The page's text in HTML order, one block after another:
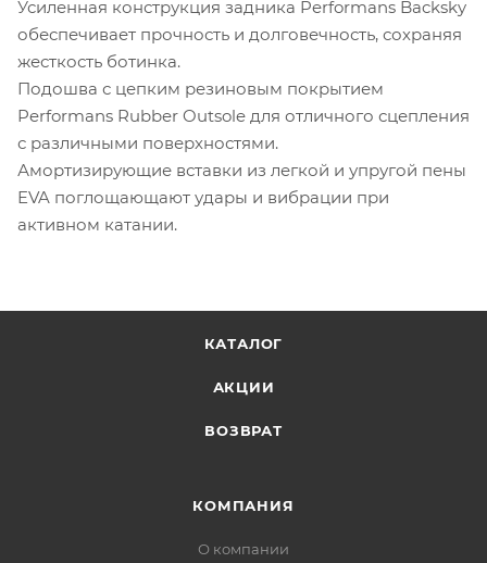
Усиленная конструкция задника Performans Backsky
обеспечивает прочность и долговечность, сохраняя
жесткость ботинка.
Подошва с цепким резиновым покрытием
Performans Rubber Outsole для отличного сцепления
с различными поверхностями.
Амортизирующие вставки из легкой и упругой пены
EVA поглощающают удары и вибрации при
активном катании.
КАТАЛОГ
АКЦИИ
ВОЗВРАТ
КОМПАНИЯ
О компании